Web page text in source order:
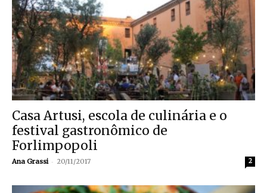
Casa Artusi, escola de culinária e o
festival gastronômico de
Forlimpopoli
Ana Grassi - 20/11/2017 2